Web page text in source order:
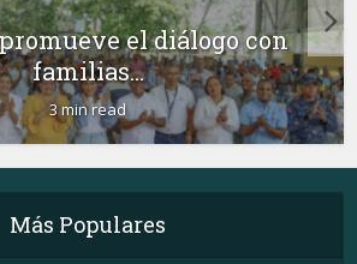
el diálogo con
familias...
3 min read
Más Populares